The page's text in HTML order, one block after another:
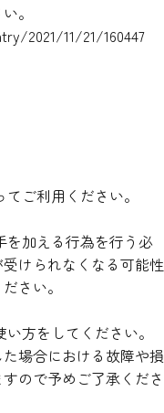
。
2021/11/21/160447
ご利用ください。
加える行為を行う必
けられなくなる可能性
さい。
方をしてください。
場合における故障や損
ので予めご了承くださ